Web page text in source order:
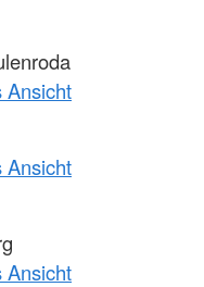
Ansicht
Ansicht
Ansicht